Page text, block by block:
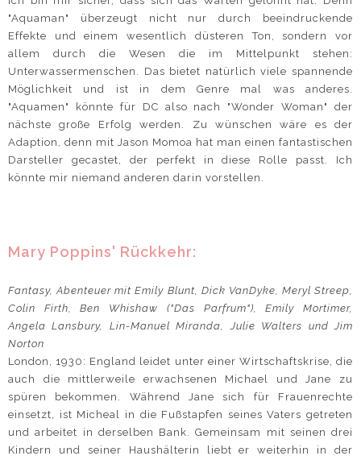
"Aquaman" überzeugt nicht nur durch beeindruckende
Effekte und einem wesentlich düsteren Ton, sondern vor
allem durch die Wesen die im Mittelpunkt stehen:
Unterwassermenschen. Das bietet natürlich viele spannende
Möglichkeit und ist in dem Genre mal was anderes.
"Aquamen" könnte für DC also nach "Wonder Woman" der
nächste große Erfolg werden. Zu wünschen wäre es der
Adaption, denn mit Jason Momoa hat man einen fantastischen
Darsteller gecastet, der perfekt in diese Rolle passt. Ich
könnte mir niemand anderen darin vorstellen.
Mary Poppins' Rückkehr:
Fantasy, Abenteuer mit Emily Blunt, Dick VanDyke, Meryl Streep,
Colin Firth, Ben Whishaw ("Das Parfrum"), Emily Mortimer,
Angela Lansbury, Lin-Manuel Miranda, Julie Walters und Jim
Norton
London, 1930: England leidet unter einer Wirtschaftskrise, die
auch die mittlerweile erwachsenen Michael und Jane zu
spüren bekommen. Während Jane sich für Frauenrechte
einsetzt, ist Micheal in die Fußstapfen seines Vaters getreten
und arbeitet in derselben Bank. Gemeinsam mit seinen drei
Kindern und seiner Haushälterin liebt er weiterhin in der